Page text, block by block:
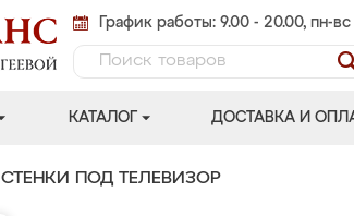
График работы: 9.00 - 20.00, пн-вс
КАТАЛОГ ДОСТАВКА И
СТЕНКИ ПОД ТЕЛЕВИЗОР